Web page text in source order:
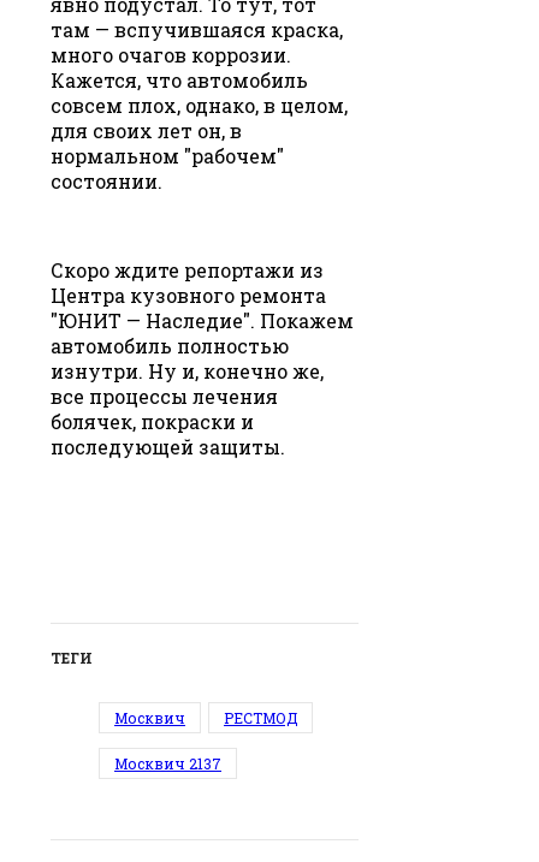
там — вспучившаяся краска,
много очагов коррозии.
Кажется, что автомобиль
совсем плох, однако, в целом,
для своих лет он, в
нормальном "рабочем"
состоянии.
Скоро ждите репортажи из
Центра кузовного ремонта
"ЮНИТ — Наследие". Покажем
автомобиль полностью
изнутри. Ну и, конечно же,
все процессы лечения
болячек, покраски и
последующей защиты.
ТЕГИ
Москвич РЕСТМОД
Москвич 2137